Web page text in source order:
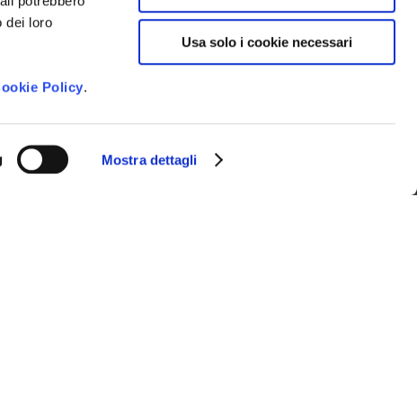
dei loro
Policy.
Mostra dettagli
Usa solo i cookie necessari
e ricevere le novità della
dei dati personali così come
Policy